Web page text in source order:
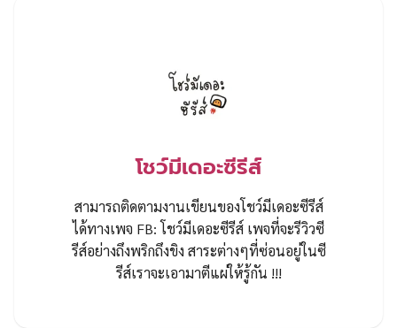
โชว์มีเดอะซีรีส์
สามารถติดตามงานเขียนของโชว์มีเดอะซีรีส์
ได้ทางเพจ FB: โชว์มีเดอะซีรีส์ เพจที่จะรีวิวซี
รีส์อย่างถึงพริกถึงขิง สาระต่างๆที่ซ่อนอยู่ในซี
รีส์เราจะเอามาตีแผ่ให้รู้กัน !!!